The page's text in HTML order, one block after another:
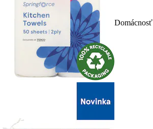
Domácnosť